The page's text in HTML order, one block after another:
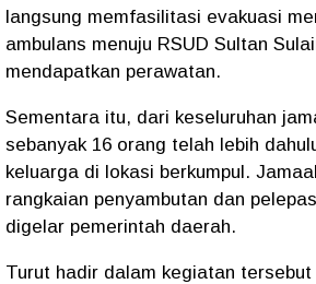
langsung memfasilitasi evakuasi
ambulans menuju RSUD Sultan
mendapatkan perawatan.
Sementara itu, dari keseluruhan
sebanyak 16 orang telah lebih
keluarga di lokasi berkumpul.
rangkaian penyambutan dan
digelar pemerintah daerah.
Turut hadir dalam kegiatan